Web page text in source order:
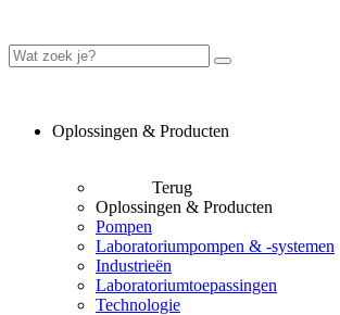
Oplossingen & Producten
Terug
Oplossingen & Producten
Pompen
Laboratoriumpompen & -systemen
Industrieën
Laboratoriumtoepassingen
Technologie